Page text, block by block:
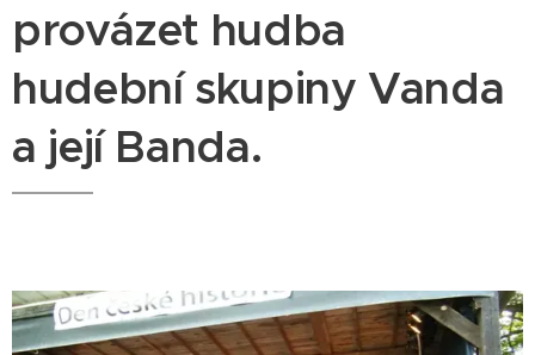
provázet hudba
hudební skupiny Vanda
a její Banda.